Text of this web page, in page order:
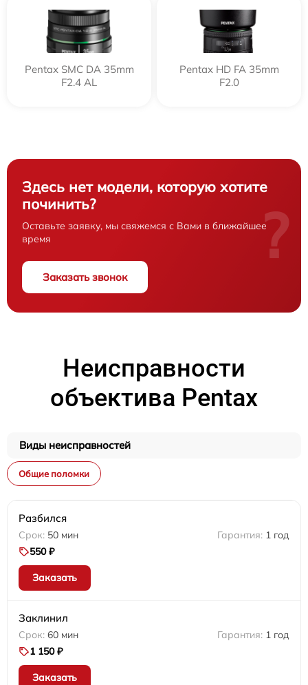
Pentax SMC DA 35mm
F2.4 AL
Pentax HD FA 35mm
F2.0
Здесь нет модели, которую хотите
починить?
Оставьте заявку, мы свяжемся с Вами в ближайшее
время
Заказать звонок
?
Неисправности
объектива Pentax
Виды неисправностей
Общие поломки
Разбился
50 мин
1 год
550 ₽
Заказать
Заклинил
60 мин
1 год
1 150 ₽
Заказать